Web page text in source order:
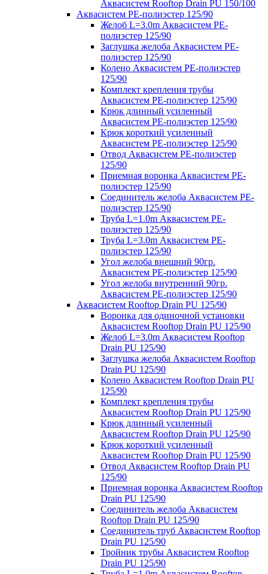
Аквасистем Rooftop Drain PU 150/100
Аквасистем PE-полиэстер 125/90
Желоб L=3.0m Аквасистем PE-
полиэстер 125/90
Заглушка желоба Аквасистем PE-
полиэстер 125/90
Колено Аквасистем PE-полиэстер
125/90
Комплект крепления трубы
Аквасистем PE-полиэстер 125/90
Крюк длинный усиленный
Аквасистем PE-полиэстер 125/90
Крюк короткий усиленный
Аквасистем PE-полиэстер 125/90
Отвод Аквасистем РЕ-полиэстер
125/90
Приемная воронка Аквасистем PE-
полиэстер 125/90
Соединитель желоба Аквасистем PE-
полиэстер 125/90
Труба L=1.0m Аквасистем PE-
полиэстер 125/90
Труба L=3.0m Аквасистем PE-
полиэстер 125/90
Угол желоба внешний 90гр.
Аквасистем PE-полиэстер 125/90
Угол желоба внутренний 90гр.
Аквасистем PE-полиэстер 125/90
Аквасистем Rooftop Drain PU 125/90
Воронка для одиночной установки
Аквасистем Rooftop Drain PU 125/90
Желоб L=3.0m Аквасистем Rooftop
Drain PU 125/90
Заглушка желоба Аквасистем Rooftop
Drain PU 125/90
Колено Аквасистем Rooftop Drain PU
125/90
Комплект крепления трубы
Аквасистем Rooftop Drain PU 125/90
Крюк длинный усиленный
Аквасистем Rooftop Drain PU 125/90
Крюк короткий усиленный
Аквасистем Rooftop Drain PU 125/90
Отвод Аквасистем Rooftop Drain PU
125/90
Приемная воронка Аквасистем Rooftop
Drain PU 125/90
Соединитель желоба Аквасистем
Rooftop Drain PU 125/90
Соединитель труб Аквасистем Rooftop
Drain PU 125/90
Тройник трубы Аквасистем Rooftop
Drain PU 125/90